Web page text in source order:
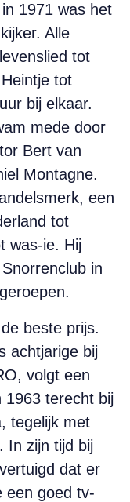
1971 was het
Alle
tot
tot
bij elkaar.
mede door
Bert van
Montagne.
een
tot
was-ie. Hij
in
beste prijs.
achtjarige bij
volgt een
1963 terecht bij
tegelijk met
In zijn tijd bij
dat er
een goed tv-